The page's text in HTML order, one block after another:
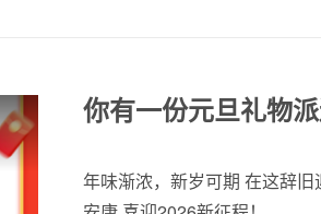
你有一份元旦礼物
年味渐浓，新岁可期 在这辞